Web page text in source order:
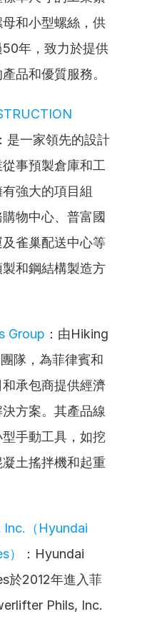
和小型螺絲，供
年，致力於提供
品和優質服務。
：是一家領先的設計
事預製倉庫和工
強大的項目組
物中心、普富國
雀巢配送中心等
和鋼結構製造方
Group ：由Hiking
隊，為菲律賓和
承包商提供經濟
方案。其產品線
手動工具，如挖
土搖拌機和起重
（Hyundai
：Hyundai
於2012年進入菲
Phils, Inc.